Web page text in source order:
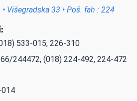
Višegradska 33 • Poš. fah : 224
533-015, 226-310
244472, (018) 224-492, 224-472